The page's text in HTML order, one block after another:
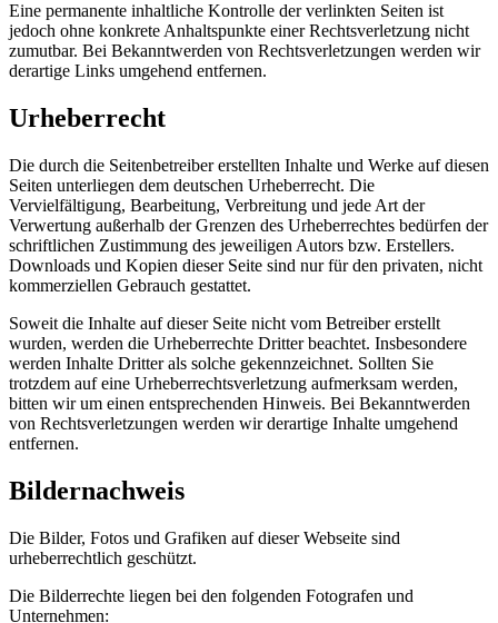
Eine permanente inhaltliche Kontrolle der verlinkten Seiten ist
jedoch ohne konkrete Anhaltspunkte einer Rechtsverletzung nicht
zumutbar. Bei Bekanntwerden von Rechtsverletzungen werden wir
derartige Links umgehend entfernen.
Urheberrecht
Die durch die Seitenbetreiber erstellten Inhalte und Werke auf diesen
Seiten unterliegen dem deutschen Urheberrecht. Die
Vervielfältigung, Bearbeitung, Verbreitung und jede Art der
Verwertung außerhalb der Grenzen des Urheberrechtes bedürfen der
schriftlichen Zustimmung des jeweiligen Autors bzw. Erstellers.
Downloads und Kopien dieser Seite sind nur für den privaten, nicht
kommerziellen Gebrauch gestattet.
Soweit die Inhalte auf dieser Seite nicht vom Betreiber erstellt
wurden, werden die Urheberrechte Dritter beachtet. Insbesondere
werden Inhalte Dritter als solche gekennzeichnet. Sollten Sie
trotzdem auf eine Urheberrechtsverletzung aufmerksam werden,
bitten wir um einen entsprechenden Hinweis. Bei Bekanntwerden
von Rechtsverletzungen werden wir derartige Inhalte umgehend
entfernen.
Bildernachweis
Die Bilder, Fotos und Grafiken auf dieser Webseite sind
urheberrechtlich geschützt.
Die Bilderrechte liegen bei den folgenden Fotografen und
Unternehmen: